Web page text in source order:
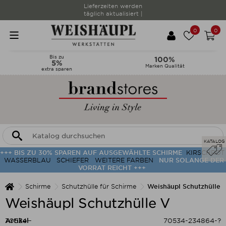
Lieferzeiten werden
täglich aktualisiert |
0 0
Bis zu
5%
extra sparen
100%
Marken Qualität
+++ BIS ZU 30% SPAREN AUF AUSGEWÄHLTE SCHIRME KIRSCHROT
WASSERBLAU
SCHIEFER WEITERE FARBEN
NUR SOLANGE DER
VORRAT REICHT +++
Schirme Schutzhülle für Schirme Weishäupl Schutzhülle
Weishäupl Schutzhülle V
Artikel-
70534-
70534-234864-?
KATALOG